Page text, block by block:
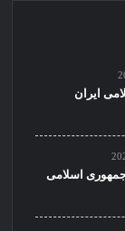
ایران
جمهوری اسلامی